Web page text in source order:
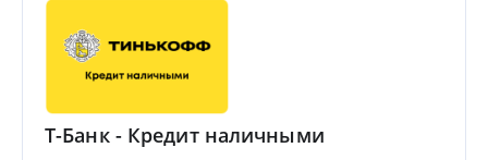
Т-Банк - Кредит наличными